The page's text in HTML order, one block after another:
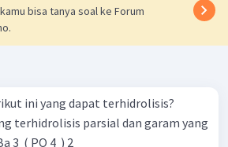
bisa tanya soal ke Forum
ini yang dapat terhidrolisis?
terhidrolisis parsial dan garam yang
total! Ba 3 ​ ( PO 4 ​ ) 2